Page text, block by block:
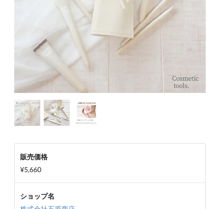
販売価格
¥5,660
ショップ名